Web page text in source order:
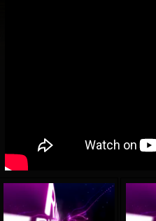
30 Января
Дорасо Морео КЛАС
24 Февраля
Владислав КОСТИН
04
13